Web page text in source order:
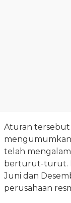
Aturan tersebut
telah
berturut-turut.
Juni dan
perusahaan